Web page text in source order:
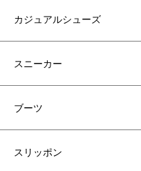
カジュアルシューズ
スニーカー
ブーツ
スリッポン